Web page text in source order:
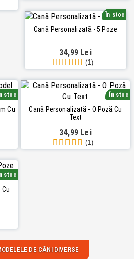
În stoc
Cană Personalizată - 5 Poze
34,99 Lei
(1)
stoc
Cu
În stoc
Cană Personalizată - O Poză Cu
Text
34,99 Lei
(1)
În stoc
DE CĂNI DIVERSE